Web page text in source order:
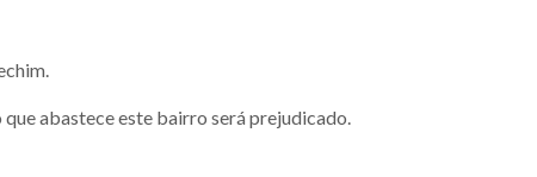
abastece este bairro será prejudicado.